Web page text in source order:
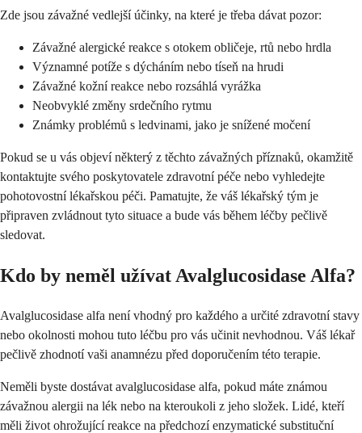
Zde jsou závažné vedlejší účinky, na které je třeba dávat pozor:
Závažné alergické reakce s otokem obličeje, rtů nebo hrdla
Významné potíže s dýcháním nebo tíseň na hrudi
Závažné kožní reakce nebo rozsáhlá vyrážka
Neobvyklé změny srdečního rytmu
Známky problémů s ledvinami, jako je snížené močení
Pokud se u vás objeví některý z těchto závažných příznaků, okamžitě
kontaktujte svého poskytovatele zdravotní péče nebo vyhledejte
pohotovostní lékařskou péči. Pamatujte, že váš lékařský tým je
připraven zvládnout tyto situace a bude vás během léčby pečlivě
sledovat.
Kdo by neměl užívat Avalglucosidase Alfa?
Avalglucosidase alfa není vhodný pro každého a určité zdravotní stavy
nebo okolnosti mohou tuto léčbu pro vás učinit nevhodnou. Váš lékař
pečlivě zhodnotí vaši anamnézu před doporučením této terapie.
Neměli byste dostávat avalglucosidase alfa, pokud máte známou
závažnou alergii na lék nebo na kteroukoli z jeho složek. Lidé, kteří
měli život ohrožující reakce na předchozí enzymatické substituční